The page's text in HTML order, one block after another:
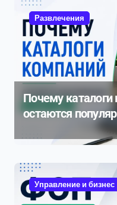
Развлечения
Почему каталоги
остаются
Управление и бизнес